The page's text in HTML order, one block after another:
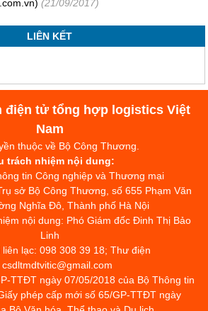
(21/09/2017)
LIÊN KẾT
điện tử tổng hợp logistics Việt
Nam
thuộc về Bộ Công Thương.
trách nhiệm nội dung:
tin Công nghiệp và Thương mại
sở Bộ Công Thương, số 655 Phạm Văn
Nghĩa Đô, Thành phố Hà Nội
nội dung: Phó Giám đốc Đinh Thị Bảo
Linh
lạc: 098 308 39 18; Thư điện
TTĐT ngày 07/05/2018 của Bộ Thông tin
phép cấp mới số 65/GP-TTĐT ngày